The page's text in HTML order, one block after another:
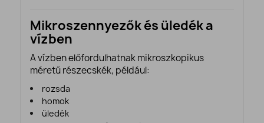
Mikroszennyezők és üledék a
vízben
A vízben előfordulhatnak mikroszkopikus
méretű részecskék, például:
rozsda
homok
üledék